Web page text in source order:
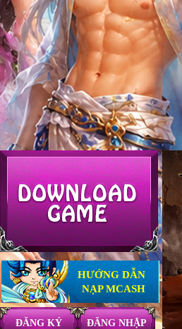
HƯỚNG DẪN
NẠP MCASH
ĐĂNG KÝ ĐĂNG NHẬP